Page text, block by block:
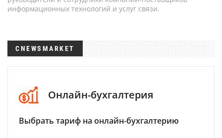
информационных технологий и услуг связи.
CNEWSMARKET
Онлайн-бухгалтерия
Выбрать тариф на онлайн-бухгалтерию